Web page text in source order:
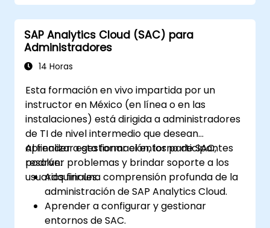
SAP Analytics Cloud (SAC) para
Administradores
14 Horas
Esta formación en vivo impartida por un
instructor en México (en línea o en las
instalaciones) está dirigida a administradores
de TI de nivel intermedio que desean
aprender a gestionar el entorno de SAC,
resolver problemas y brindar soporte a los
usuarios finales.
Al finalizar esta formación, los participantes
podrán:
Adquirir una comprensión profunda de la
administración de SAP Analytics Cloud.
Aprender a configurar y gestionar
entornos de SAC.